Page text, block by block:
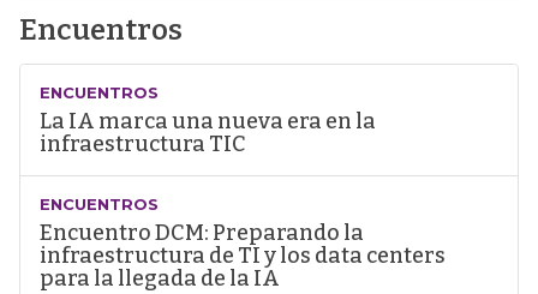
Encuentros
ENCUENTROS
La IA marca una nueva era en la
infraestructura TIC
ENCUENTROS
Encuentro DCM: Preparando la
infraestructura de TI y los data centers
para la llegada de la IA